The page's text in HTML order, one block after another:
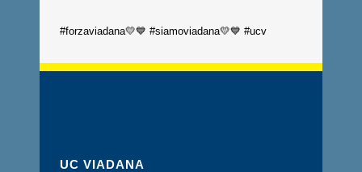
#forzaviadana💛💙 #siamoviadana💛💙 #ucv
UC VIADANA